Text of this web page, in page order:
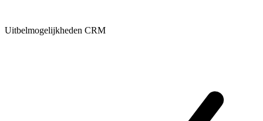
Uitbelmogelijkheden CRM